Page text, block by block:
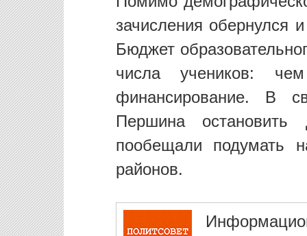
зачисления обернулся
Бюджет
числа учеников:
финансирование. В
Першина
пообещали подумать
районов.